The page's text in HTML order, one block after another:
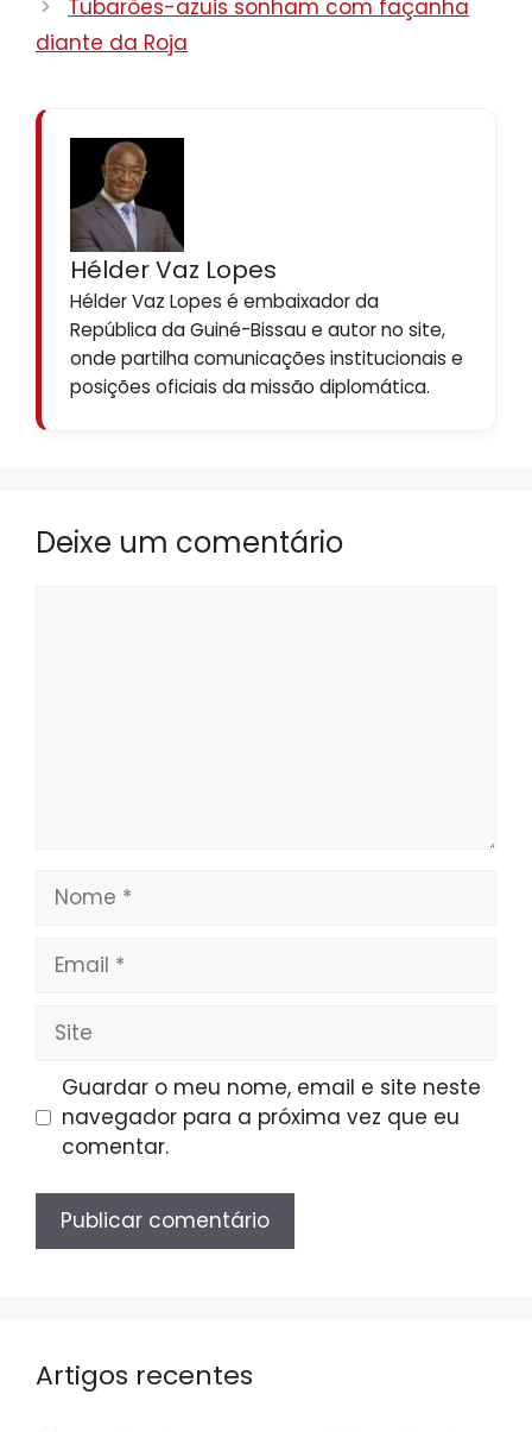
Tubarões-azuis sonham com façanha
diante da Roja
Hélder Vaz Lopes
Hélder Vaz Lopes é embaixador da
República da Guiné-Bissau e autor no site,
onde partilha comunicações institucionais e
posições oficiais da missão diplomática.
Deixe um comentário
Nome
Email
Site
Guardar o meu nome, email e site neste
navegador para a próxima vez que eu
comentar.
Artigos recentes